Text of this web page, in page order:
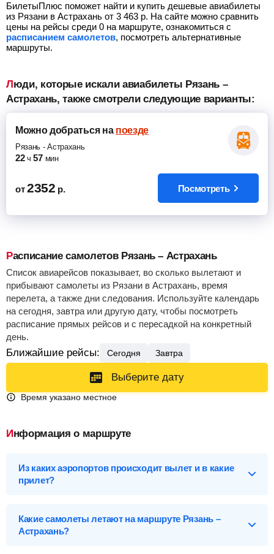
БилетыПлюс поможет найти и купить дешевые авиабилеты
из Рязани в Астрахань от 3 463 р. На сайте можно сравнить
цены на рейсы среди 0 на маршруте, ознакомиться с
расписанием самолетов, посмотреть альтернативные
маршруты.
Люди, которые искали авиабилеты Рязань –
Астрахань, также смотрели следующие варианты:
Можно добратьсяна поезде
Рязань -Астрахань
22 ч 57 мин
от 2352 р. Посмотреть
Расписание самолетов Рязань – Астрахань
Список авиарейсов показывает, во сколько вылетают и
прибывают самолеты из Рязани в Астрахань, время
перелета, а также дни следования. Используйте календарь
на сегодня, завтра или другую дату, чтобы посмотреть
расписание прямых рейсов и с пересадкой на конкретный
день.
Ближайшие рейсы: Сегодня Завтра
Выберите дату
Время указано местное
Информация о маршруте
Из каких аэропортов происходит вылет и в какие
прилет?
Рязань (RZN), Россия
Какие самолеты летают на маршруте Рязань –
Астрахань?